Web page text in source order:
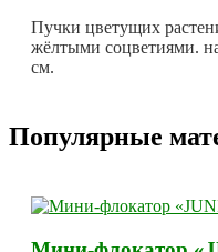
Пучки цветущих
жёлтыми соцветиями.
см.
Популярные